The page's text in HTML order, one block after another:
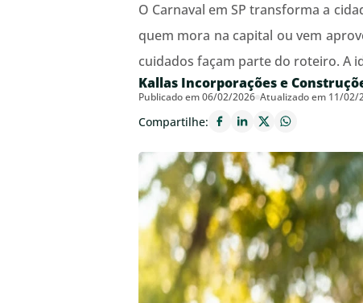
O Carnaval em SP transforma a
quem mora na capital ou vem
cuidados façam parte do roteiro. A
Kallas Incorporações e
Publicado em 06/02/2026 Atualizado em 11/02/
Compartilhe: